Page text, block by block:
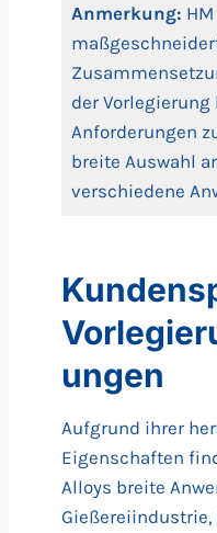
Anmerkung:
der
Anforderungen
breite Auswahl
verschiedene
ungen
Aufgrund ihrer
Eigenschaften
Alloys breite